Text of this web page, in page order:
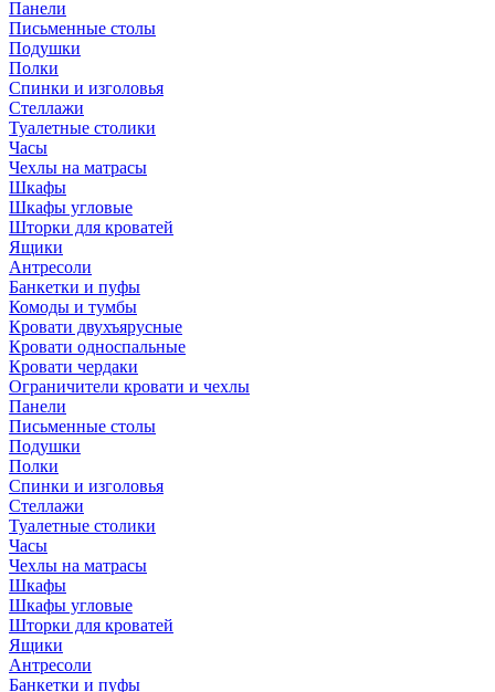
Панели
Письменные столы
Подушки
Полки
Спинки и изголовья
Стеллажи
Туалетные столики
Часы
Чехлы на матрасы
Шкафы
Шкафы угловые
Шторки для кроватей
Ящики
Антресоли
Банкетки и пуфы
Комоды и тумбы
Кровати двухъярусные
Кровати односпальные
Кровати чердаки
Ограничители кровати и чехлы
Панели
Письменные столы
Подушки
Полки
Спинки и изголовья
Стеллажи
Туалетные столики
Часы
Чехлы на матрасы
Шкафы
Шкафы угловые
Шторки для кроватей
Ящики
Антресоли
Банкетки и пуфы